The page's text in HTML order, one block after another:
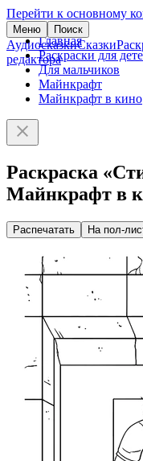
Перейти к основному
Меню Поиск
АудиосказкиСказки
редактора
Главная
Раскраски для
Для мальчиков
Майнкрафт
Майнкрафт в кино
Раскраска
Майнкрафт в
Распечатать На пол-